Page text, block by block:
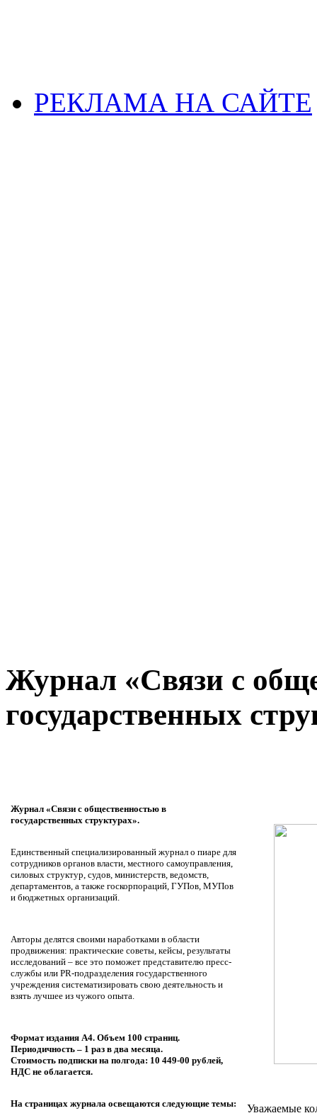
РЕКЛАМА НА САЙТЕ
Журнал «Связи с
государственных
Журнал «Связи с общественностью в
государственных структурах».
Единственный специализированный журнал о пиаре для
сотрудников органов власти, местного самоуправления,
силовых структур, судов, министерств, ведомств,
департаментов, а также госкорпораций, ГУПов, МУПов
и бюджетных организаций.
Авторы делятся своими наработками в области
продвижения: практические советы, кейсы, результаты
исследований – все это поможет представителю пресс-
службы или PR-подразделения государственного
учреждения систематизировать свою деятельность и
взять лучшее из чужого опыта.
Формат издания А4. Объем 100 страниц.
Периодичность – 1 раз в два месяца.
Стоимость подписки на полгода: 10 449-00 рублей,
НДС не облагается.
На страницах журнала освещаются следующие темы: Уважаемые